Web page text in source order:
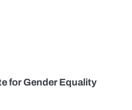
for Gender Equality